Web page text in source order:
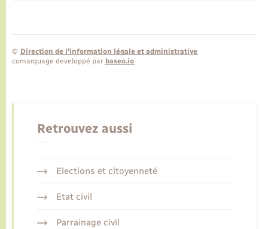
© Direction de l’information légale et administrative
comarquage developpé par baseo.io
Retrouvez aussi
Elections et citoyenneté
Etat civil
Parrainage civil